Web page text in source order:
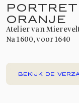
ORANJE
atelier van
na 1600, voor 1640
BEKIJK DE